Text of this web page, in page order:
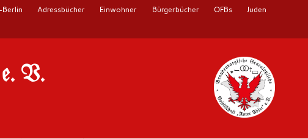
Berlin Adressbücher Einwohner Bürgerbücher OFBs Juden
e. V.